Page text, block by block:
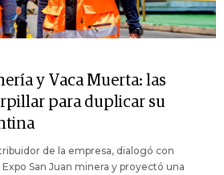
y Vaca Muerta: las
para duplicar su
de la empresa, dialogó con
San Juan minera y proyectó una